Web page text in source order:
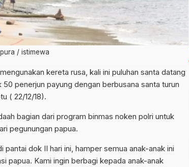
/ istimewa
kereta rusa, kali ini puluhan santa datang
penerjun payung dengan berbusana santa turun
( 22/12/18).
bagian dari program binmas noken polri untuk
pegunungan papua.
pantai dok II hari ini, hamper semua anak-anak ini
papua. Kami ingin berbagi kepada anak-anak